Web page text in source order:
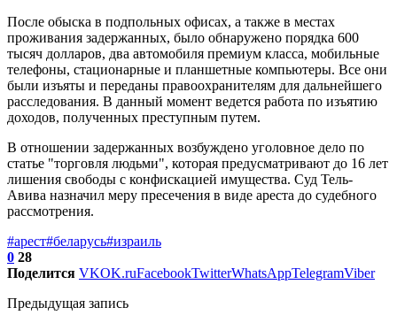
После обыска в подпольных офисах, а также в местах
проживания задержанных, было обнаружено порядка 600
тысяч долларов, два автомобиля премиум класса, мобильные
телефоны, стационарные и планшетные компьютеры. Все они
были изъяты и переданы правоохранителям для дальнейшего
расследования. В данный момент ведется работа по изъятию
доходов, полученных преступным путем.
В отношении задержанных возбуждено уголовное дело по
статье "торговля людьми", которая предусматривают до 16 лет
лишения свободы с конфискацией имущества. Суд Тель-
Авива назначил меру пресечения в виде ареста до судебного
рассмотрения.
#арест#беларусь#израиль
0 28
Поделится VKOK.ruFacebookTwitterWhatsAppTelegramViber
Предыдущая запись